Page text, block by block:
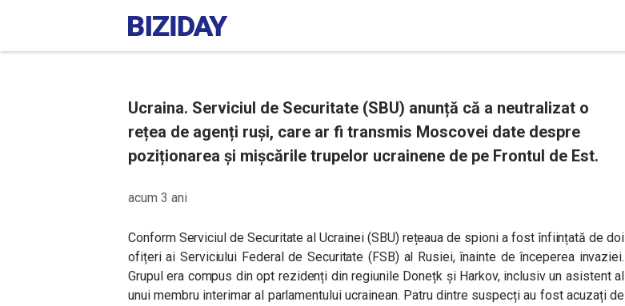
Ucraina. Serviciul de Securitate (SBU) anunță că a neutralizat o
rețea de agenți ruși, care ar fi transmis Moscovei date despre
poziționarea și mișcările trupelor ucrainene de pe Frontul de Est.
acum 3 ani
Conform Serviciul de Securitate al Ucrainei (SBU) rețeaua de spioni a fost înființată de doi
ofițeri ai Serviciului Federal de Securitate (FSB) al Rusiei, înainte de începerea invaziei.
Grupul era compus din opt rezidenți din regiunile Donețk și Harkov, inclusiv un asistent al
unui membru interimar al parlamentului ucrainean. Patru dintre suspecți au fost acuzați de